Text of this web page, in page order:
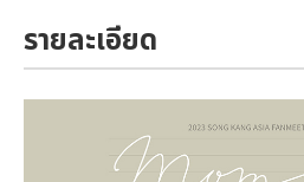
รายละเอียด